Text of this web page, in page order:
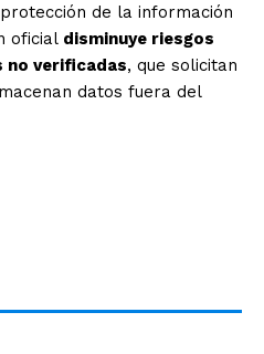
de la información
oficial disminuye riesgos
no verificadas, que solicitan
datos fuera del